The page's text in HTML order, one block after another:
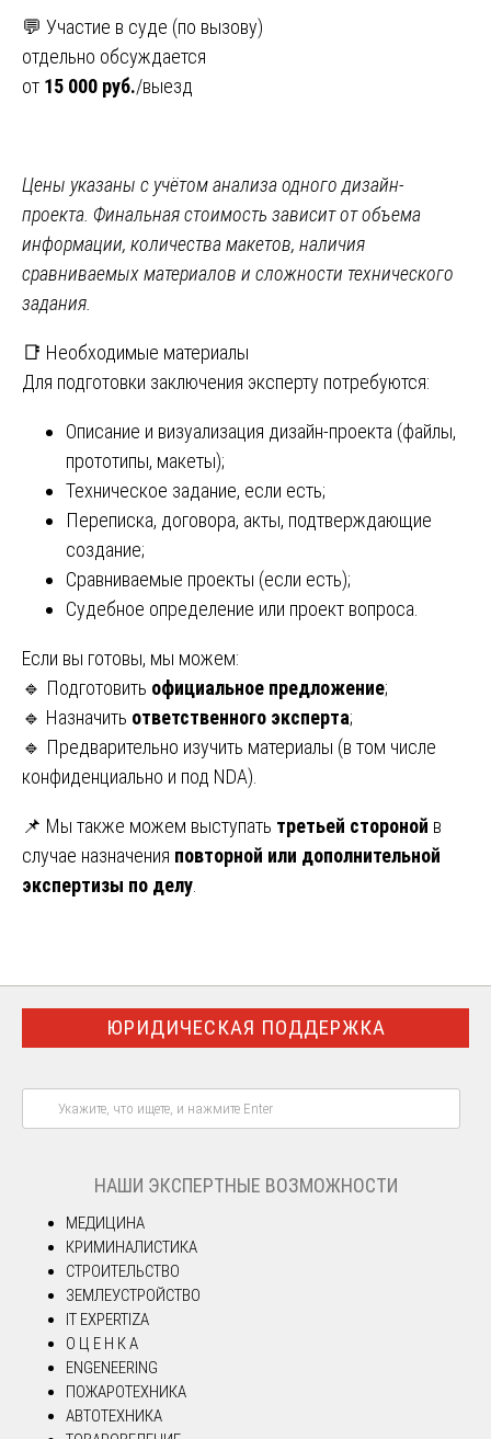
💬 Участие в суде (по вызову)
отдельно обсуждается
от 15 000 руб./выезд
Цены указаны с учётом анализа одного дизайн-
проекта. Финальная стоимость зависит от объема
информации, количества макетов, наличия
сравниваемых материалов и сложности технического
задания.
📑 Необходимые материалы
Для подготовки заключения эксперту потребуются:
Описание и визуализация дизайн-проекта (файлы,
прототипы, макеты);
Техническое задание, если есть;
Переписка, договора, акты, подтверждающие
создание;
Сравниваемые проекты (если есть);
Судебное определение или проект вопроса.
Если вы готовы, мы можем:
🔹 Подготовить официальное предложение;
🔹 Назначить ответственного эксперта;
🔹 Предварительно изучить материалы (в том числе
конфиденциально и под NDA).
📌 Мы также можем выступать третьей стороной в
случае назначения повторной или дополнительной
экспертизы по делу
ЮРИДИЧЕСКАЯ ПОДДЕРЖКА
НАШИ ЭКСПЕРТНЫЕ ВОЗМОЖНОСТИ
МЕДИЦИНА
КРИМИНАЛИСТИКА
СТРОИТЕЛЬСТВО
ЗЕМЛЕУСТРОЙСТВО
IT EXPERTIZA
О Ц Е Н К А
ENGENEERING
ПОЖАРОТЕХНИКА
АВТОТЕХНИКА